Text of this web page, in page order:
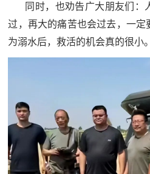
同时，也劝告广大朋友们：
过，再大的痛苦也会过去，一定
为溺水后，救活的机会真的很小。